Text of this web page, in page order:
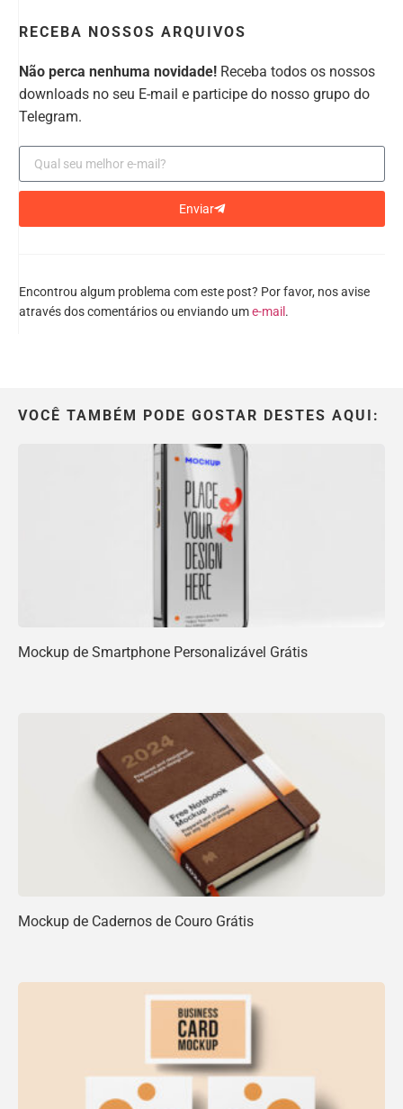
RECEBA NOSSOS ARQUIVOS
Não perca nenhuma novidade! Receba todos os nossos
downloads no seu E-mail e participe do nosso grupo do
Telegram.
Enviar
Encontrou algum problema com este post? Por favor, nos avise
através dos comentários ou enviando ume-mail .
VOCÊ TAMBÉM PODE GOSTAR DESTES AQUI:
Mockup de Smartphone Personalizável Grátis
Mockup de Cadernos de Couro Grátis